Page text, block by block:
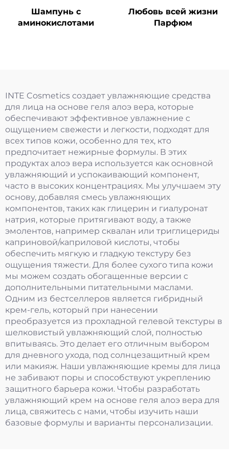
Шампунь с
аминокислотами
Любовь всей жизни
Парфюм
INTE Cosmetics создает увлажняющие средства
для лица на основе геля алоэ вера, которые
обеспечивают эффективное увлажнение с
ощущением свежести и легкости, подходят для
всех типов кожи, особенно для тех, кто
предпочитает нежирные формулы. В этих
продуктах алоэ вера используется как основной
увлажняющий и успокаивающий компонент,
часто в высоких концентрациях. Мы улучшаем эту
основу, добавляя смесь увлажняющих
компонентов, таких как глицерин и гиалуронат
натрия, которые притягивают воду, а также
эмолентов, например сквалан или триглицериды
каприновой/каприловой кислоты, чтобы
обеспечить мягкую и гладкую текстуру без
ощущения тяжести. Для более сухого типа кожи
мы можем создать обогащенные версии с
дополнительными питательными маслами.
Одним из бестселлеров является гибридный
крем-гель, который при нанесении
преобразуется из прохладной гелевой текстуры в
шелковистый увлажняющий слой, полностью
впитываясь. Это делает его отличным выбором
для дневного ухода, под солнцезащитный крем
или макияж. Наши увлажняющие кремы для лица
не забивают поры и способствуют укреплению
защитного барьера кожи. Чтобы разработать
увлажняющий крем на основе геля алоэ вера для
лица, свяжитесь с нами, чтобы изучить наши
базовые формулы и варианты персонализации.